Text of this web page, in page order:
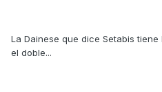
La Dainese que dice Setabis
el doble...